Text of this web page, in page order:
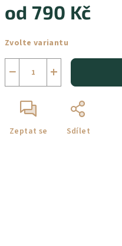
od790 Kč
cena:
Zvolte variantu
+
−
Zeptat se Sdílet